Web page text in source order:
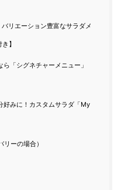
リエーション豊富なサラダメ
】
「シグネチャーメニュー」
好みに！カスタムサラダ「My
ーの場合）